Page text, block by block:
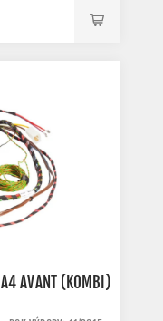
A4 AVANT (KOMBI)